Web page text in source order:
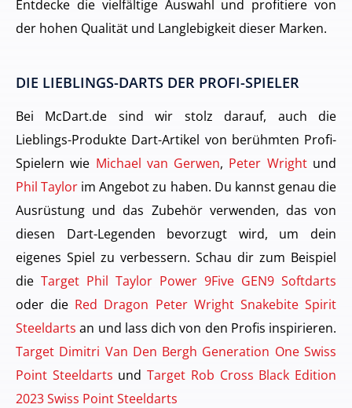
Entdecke die vielfältige Auswahl und profitiere von
der hohen Qualität und Langlebigkeit dieser Marken.
DIE LIEBLINGS-DARTS DER PROFI-SPIELER
Bei McDart.de sind wir stolz darauf, auch die
Lieblings-Produkte Dart-Artikel von berühmten Profi-
Spielern wie Michael van Gerwen, Peter Wrightund
Phil Taylor im Angebot zu haben. Du kannst genau die
Ausrüstung und das Zubehör verwenden, das von
diesen Dart-Legenden bevorzugt wird, um dein
eigenes Spiel zu verbessern. Schau dir zum Beispiel
die Target Phil Taylor Power 9Five GEN9 Softdarts
oder die Red Dragon Peter Wright Snakebite Spirit
Steeldarts an und lass dich von den Profis inspirieren.
Target Dimitri Van Den Bergh Generation One Swiss
Point Steeldarts undTarget Rob Cross Black Edition
2023 Swiss Point Steeldarts